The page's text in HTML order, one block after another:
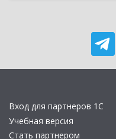
Вход для партнеров 1С
Учебная версия
Стать партнером